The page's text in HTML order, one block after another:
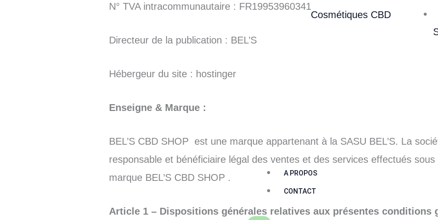
Cosmétiques CBD
A PROPOS
CONTACT
N° TVA intracommunautaire : FR19953960341
Directeur de la publication : BEL’S
Hébergeur du site : hostinger
Enseigne & Marque :
BEL’S CBD SHOP est une marque appartenant à la SASU BEL’S. La
responsable et bénéficiaire légal des ventes et des services effectués sous
marque BEL’S CBD SHOP .
Article 1 – Dispositions générales relatives aux présentes conditions